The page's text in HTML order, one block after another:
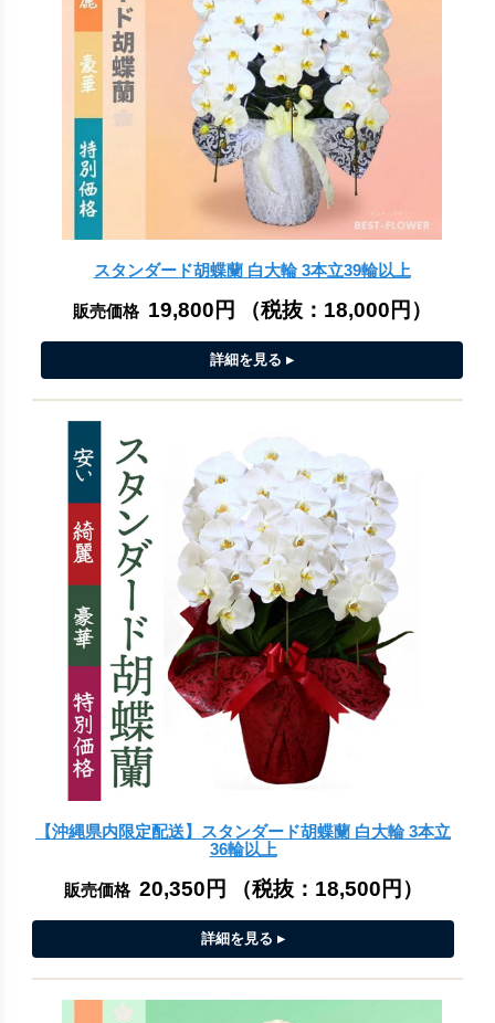
スタンダード胡蝶蘭 白大輪 3本立39輪以上
販売価格 19,800円 （税抜： 18,000円 ）
【沖縄県内限定配送】スタンダード胡蝶蘭 白大輪 3本立
36輪以上
販売価格 20,350円 （税抜： 18,500円 ）